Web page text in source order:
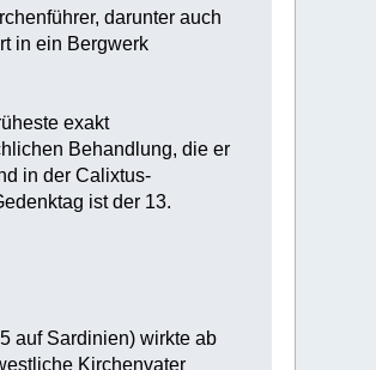
darunter auch
in ein Bergwerk
exakt
Behandlung, die er
in der Calixtus-
ist der 13.
auf Sardinien) wirkte ab
Kirchenvater